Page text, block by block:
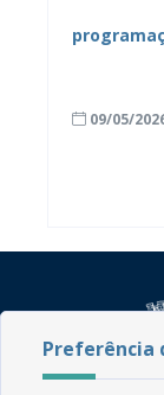
09/05/
Preferência